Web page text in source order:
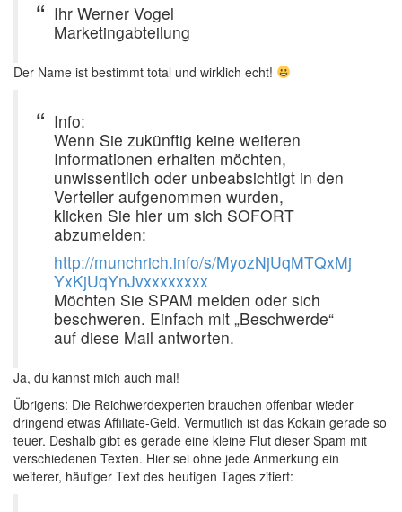
Ihr Werner Vogel
Marketingabteilung
Der Name ist bestimmt total und wirklich echt!
Info:
Wenn Sie zukünftig keine weiteren
Informationen erhalten möchten,
unwissentlich oder unbeabsichtigt in den
Verteiler aufgenommen wurden,
klicken Sie hier um sich SOFORT
abzumelden:
http://munchrich.info/s/MyozNjUqMTQxMj
YxKjUqYnJvxxxxxxxx
Möchten Sie SPAM melden oder sich
beschweren. Einfach mit „Beschwerde“
auf diese Mail antworten.
Ja, du kannst mich auch mal!
Übrigens: Die Reichwerdexperten brauchen offenbar wieder
dringend etwas Affiliate-Geld. Vermutlich ist das Kokain gerade so
teuer. Deshalb gibt es gerade eine kleine Flut dieser Spam mit
verschiedenen Texten. Hier sei ohne jede Anmerkung ein
weiterer, häufiger Text des heutigen Tages zitiert: